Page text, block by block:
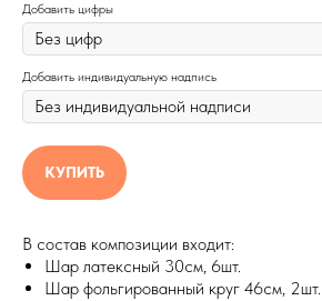
Добавить цифры
Добавить индивидуальную надпись
КУПИТЬ
В состав композиции входит:
Шар латексный 30см, 6шт.
Шар фольгированный круг 46см, 2шт.